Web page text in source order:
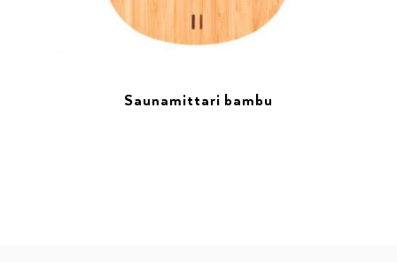
Saunamittari bambu